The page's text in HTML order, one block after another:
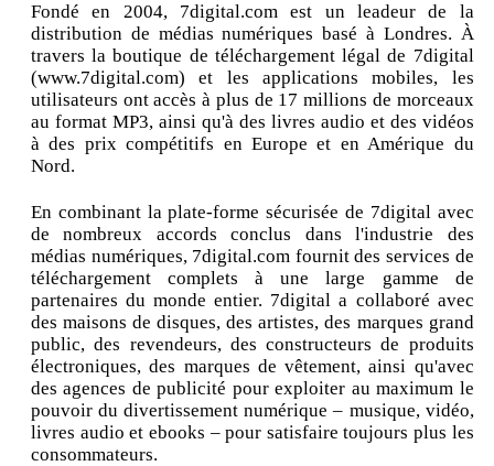
Fondé en 2004, 7digital.com est un leadeur de la
distribution de médias numériques basé à Londres. À
travers la boutique de téléchargement légal de 7digital
(www.7digital.com) et les applications mobiles, les
utilisateurs ont accès à plus de 17 millions de morceaux
au format MP3, ainsi qu'à des livres audio et des vidéos
à des prix compétitifs en Europe et en Amérique du
Nord.
En combinant la plate-forme sécurisée de 7digital avec
de nombreux accords conclus dans l'industrie des
médias numériques, 7digital.com fournit des services de
téléchargement complets à une large gamme de
partenaires du monde entier. 7digital a collaboré avec
des maisons de disques, des artistes, des marques grand
public, des revendeurs, des constructeurs de produits
électroniques, des marques de vêtement, ainsi qu'avec
des agences de publicité pour exploiter au maximum le
pouvoir du divertissement numérique – musique, vidéo,
livres audio et ebooks – pour satisfaire toujours plus les
consommateurs.